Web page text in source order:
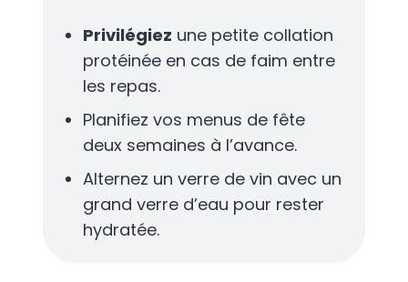
Privilégiez une petite collation
protéinée en cas de faim entre
les repas.
Planifiez vos menus de fête
deux semaines à l’avance.
Alternez un verre de vin avec un
grand verre d’eau pour rester
hydratée.